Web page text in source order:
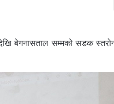
बेगनासताल सम्मको सडक